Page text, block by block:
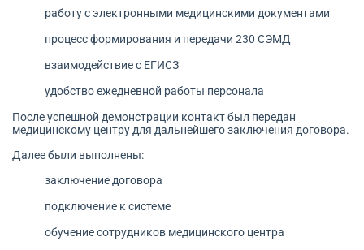
работу с электронными медицинскими документами
процесс формирования и передачи 230 СЭМД
взаимодействие с ЕГИСЗ
удобство ежедневной работы персонала
После успешной демонстрации контакт был передан
медицинскому центру для дальнейшего заключения договора.
Далее были выполнены:
заключение договора
подключение к системе
обучение сотрудников медицинского центра